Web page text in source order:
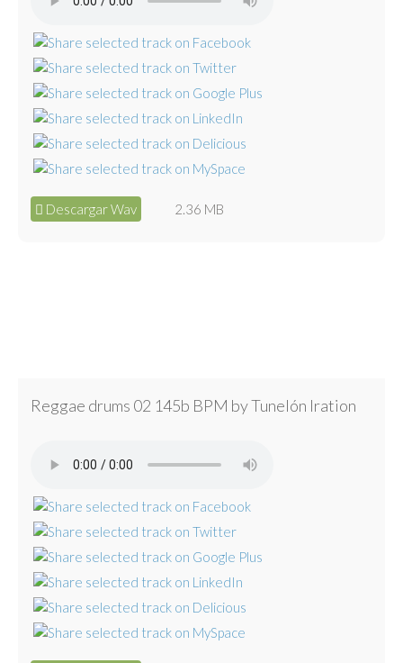
Descargar Wav 2.36 MB
Reggae drums 02 145b BPM by Tunelón Iration